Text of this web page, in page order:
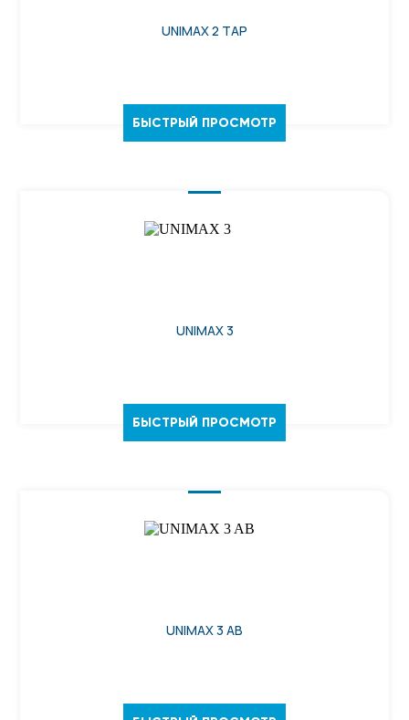
UNIMAX 2 TAP
БЫСТРЫЙ ПРОСМОТР
UNIMAX 3
БЫСТРЫЙ ПРОСМОТР
UNIMAX 3 AB